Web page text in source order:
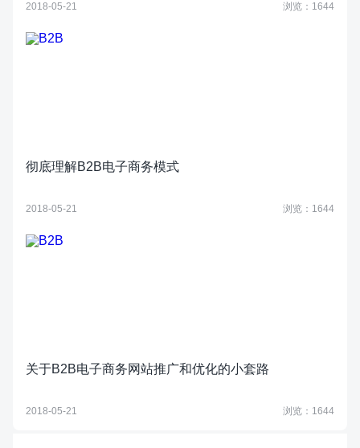
2018-05-21 浏览：1644
彻底理解B2B电子商务模式
2018-05-21 浏览：1644
关于B2B电子商务网站推广和优化的小套路
2018-05-21 浏览：1644